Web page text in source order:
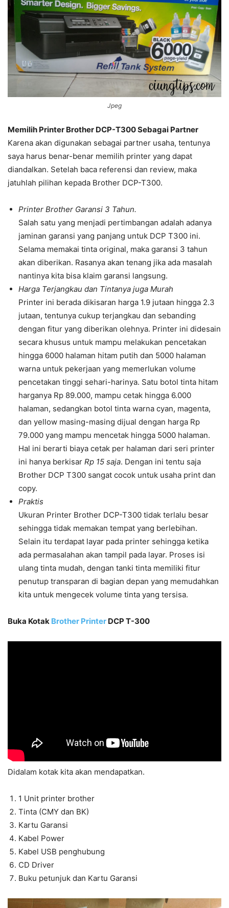
Jpeg
Memilih Printer Brother DCP-T300 Sebagai Partner
Karena akan digunakan sebagai partner usaha, tentunya
saya harus benar-benar memilih printer yang dapat
diandalkan. Setelah baca referensi dan review, maka
jatuhlah pilihan kepada Brother DCP-T300.
Printer Brother Garansi 3 Tahun.
Salah satu yang menjadi pertimbangan adalah adanya
jaminan garansi yang panjang untuk DCP T300 ini.
Selama memakai tinta original, maka garansi 3 tahun
akan diberikan. Rasanya akan tenang jika ada masalah
nantinya kita bisa klaim garansi langsung.
Harga Terjangkau dan Tintanya juga Murah
Printer ini berada dikisaran harga 1.9 jutaan hingga 2.3
jutaan, tentunya cukup terjangkau dan sebanding
dengan fitur yang diberikan olehnya. Printer ini didesain
secara khusus untuk mampu melakukan pencetakan
hingga 6000 halaman hitam putih dan 5000 halaman
warna untuk pekerjaan yang memerlukan volume
pencetakan tinggi sehari-harinya. Satu botol tinta hitam
harganya Rp 89.000, mampu cetak hingga 6.000
halaman, sedangkan botol tinta warna cyan, magenta,
dan yellow masing-masing dijual dengan harga Rp
79.000 yang mampu mencetak hingga 5000 halaman.
Hal ini berarti biaya cetak per halaman dari seri printer
ini hanya berkisar Rp 15 saja. Dengan ini tentu saja
Brother DCP T300 sangat cocok untuk usaha print dan
copy.
Praktis
Ukuran Printer Brother DCP-T300 tidak terlalu besar
sehingga tidak memakan tempat yang berlebihan.
Selain itu terdapat layar pada printer sehingga ketika
ada permasalahan akan tampil pada layar. Proses isi
ulang tinta mudah, dengan tanki tinta memiliki fitur
penutup transparan di bagian depan yang memudahkan
kita untuk mengecek volume tinta yang tersisa.
Buka Kotak Brother Printer DCP T-300
Didalam kotak kita akan mendapatkan.
1 Unit printer brother
Tinta (CMY dan BK)
Kartu Garansi
Kabel Power
Kabel USB penghubung
CD Driver
Buku petunjuk dan Kartu Garansi